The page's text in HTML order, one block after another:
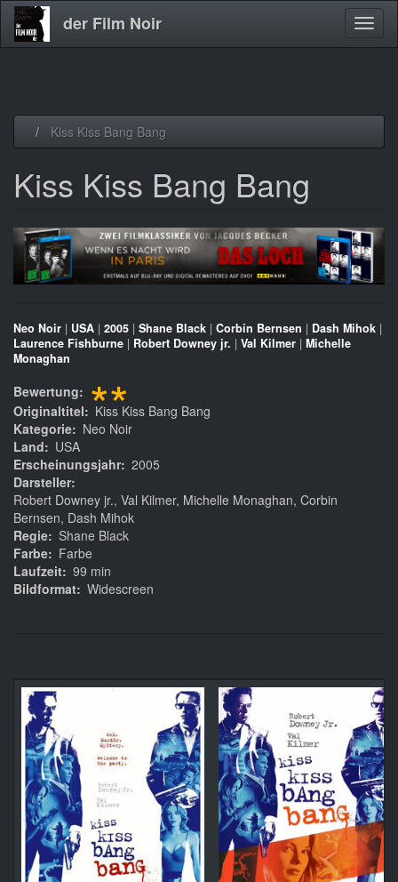
der Film Noir
Kiss Kiss Bang Bang
Kiss Kiss Bang Bang
Neo Noir | USA | 2005 | Shane Black | Corbin Bernsen | Dash Mihok |
Laurence Fishburne | Robert Downey jr. | Val Kilmer | Michelle
Monaghan
Bewertung **
Originaltitel
Kiss Kiss Bang Bang
Kategorie
Neo Noir
Land
USA
Erscheinungsjahr 2005
Darsteller
Robert Downey jr., Val Kilmer, Michelle Monaghan, Corbin
Bernsen, Dash Mihok
Regie Shane Black
Farbe
Farbe
Laufzeit 99 min
Bildformat Widescreen